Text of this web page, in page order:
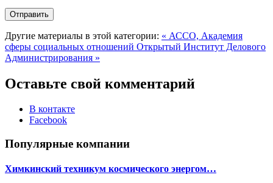
Другие материалы в этой категории: « АССО, Академия
сферы социальных отношений Открытый Институт Делового
Администрирования »
Оставьте свой комментарий
В контакте
Facebook
Популярные компании
Химкинский техникум космического энергом…